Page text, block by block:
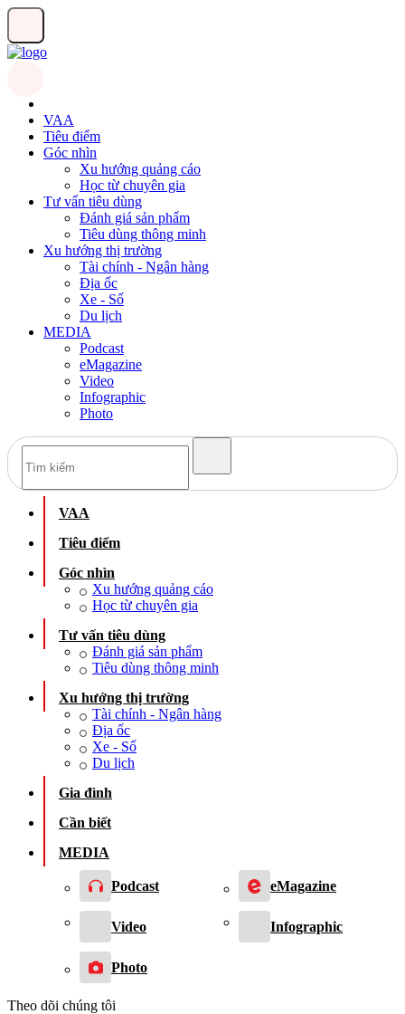
VAA
Tiêu điểm
Góc nhìn
Xu hướng quảng cáo
Học từ chuyên gia
Tư vấn tiêu dùng
Đánh giá sản phẩm
Tiêu dùng thông minh
Xu hướng thị trường
Tài chính - Ngân hàng
Địa ốc
Xe - Số
Du lịch
MEDIA
Podcast
eMagazine
Video
Infographic
Photo
VAA
Tiêu điểm
Góc nhìn
Xu hướng quảng cáo
Học từ chuyên gia
Tư vấn tiêu dùng
Đánh giá sản phẩm
Tiêu dùng thông minh
Xu hướng thị trường
Tài chính - Ngân hàng
Địa ốc
Xe - Số
Du lịch
Gia đình
Cần biết
MEDIA
Podcast eMagazine
Video Infographic
Photo
Theo dõi chúng tôi